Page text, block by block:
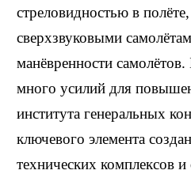
стреловидностью в
сверхзвуковыми
манёвренности
много усилий для
института генеральных
ключевого элемента
технических комплексов